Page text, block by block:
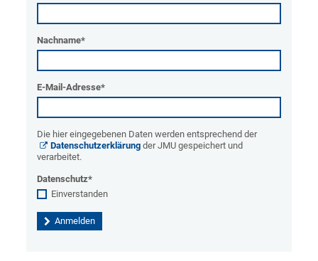
Nachname*
E-Mail-Adresse*
Die hier eingegebenen Daten werden entsprechend der
Datenschutzerklärung der JMU gespeichert und
verarbeitet.
Datenschutz*
Einverstanden